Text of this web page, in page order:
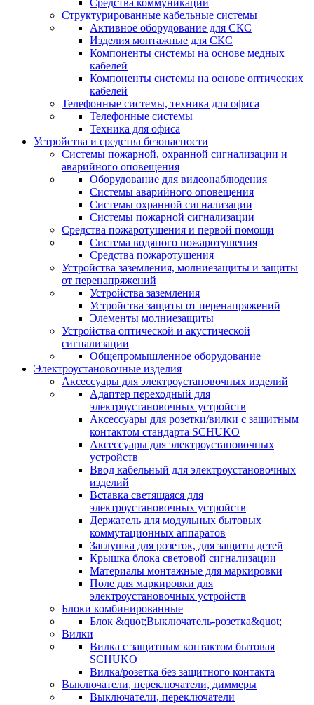
Средства коммуникации
Структурированные кабельные системы
Активное оборудование для СКС
Изделия монтажные для СКС
Компоненты системы на основе медных
кабелей
Компоненты системы на основе оптических
кабелей
Телефонные системы, техника для офиса
Телефонные системы
Техника для офиса
Устройства и средства безопасности
Системы пожарной, охранной сигнализации и
аварийного оповещения
Оборудование для видеонаблюдения
Системы аварийного оповещения
Системы охранной сигнализации
Системы пожарной сигнализации
Средства пожаротушения и первой помощи
Система водяного пожаротушения
Средства пожаротушения
Устройства заземления, молниезащиты и защиты
от перенапряжений
Устройства заземления
Устройства защиты от перенапряжений
Элементы молниезащиты
Устройства оптической и акустической
сигнализации
Общепромышленное оборудование
Электроустановочные изделия
Аксессуары для электроустановочных изделий
Адаптер переходный для
электроустановочных устройств
Аксессуары для розетки/вилки с защитным
контактом стандарта SCHUKO
Аксессуары для электроустановочных
устройств
Ввод кабельный для электроустановочных
изделий
Вставка светящаяся для
электроустановочных устройств
Держатель для модульных бытовых
коммутационных аппаратов
Заглушка для розеток, для защиты детей
Крышка блока световой сигнализации
Материалы монтажные для маркировки
Поле для маркировки для
электроустановочных устройств
Блоки комбинированные
Блок &quot;Выключатель-розетка&quot;
Вилки
Вилка с защитным контактом бытовая
SCHUKO
Вилка/розетка без защитного контакта
Выключатели, переключатели, диммеры
Выключатели, переключатели